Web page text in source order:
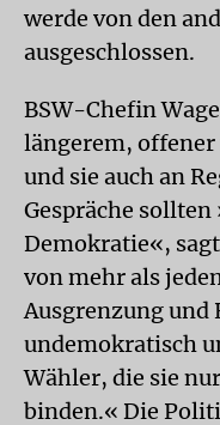
werde von den
ausgeschlossen.
BSW-Chefin
längerem,
und sie auch an
Gespräche
Demokratie«,
von mehr als
Ausgrenzung und
undemokratisch
Wähler, die sie
binden.« Die